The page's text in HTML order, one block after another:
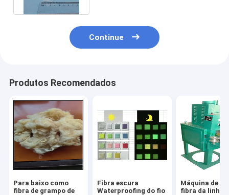
Continue
Produtos Recomendados
Para baixo como
fibra de grampo de
Fibra escura
Waterproofing do fio
Máquina de
fibra da linha